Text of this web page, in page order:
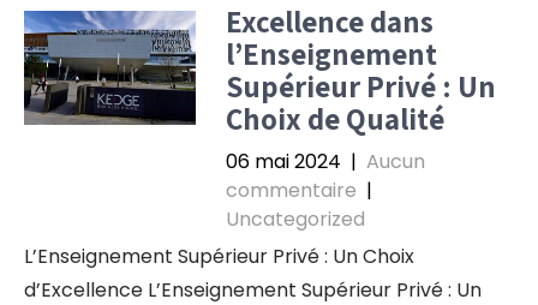
Excellence dans
l’Enseignement
Supérieur Privé : Un
Choix de Qualité
06 mai 2024 | Aucun
commentaire |
Uncategorized
L’Enseignement Supérieur Privé : Un Choix
d’Excellence L’Enseignement Supérieur Privé : Un